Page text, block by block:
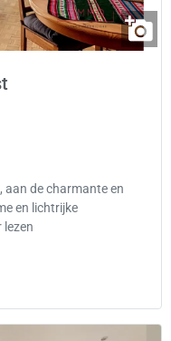
aan de charmante en
en lichtrijke